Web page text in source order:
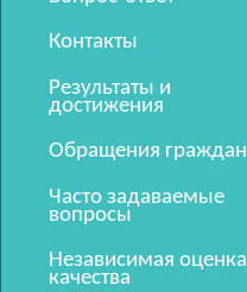
Контакты
Результаты и
достижения
Обращения граждан
Часто задаваемые
вопросы
Независимая оценка
качества